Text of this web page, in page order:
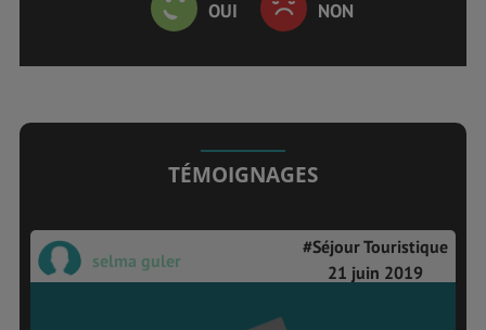
OUI NON
TÉMOIGNAGES
selma guler
#Séjour Touristique
21 juin 2019